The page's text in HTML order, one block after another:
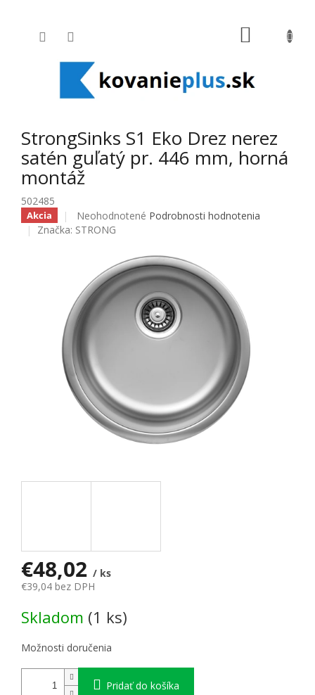
StrongSinks S1 Eko Drez nerez
satén guľatý pr. 446 mm, horná
montáž
502485
Akcia Priemerné hodnotenie produktu je 0,0 z 5
Neohodnotené Podrobnosti hodnotenia
Značka: STRONG
€48,02 / ks
€39,04 bez DPH
Skladom (1 ks)
Možnosti doručenia
Pridať do košíka